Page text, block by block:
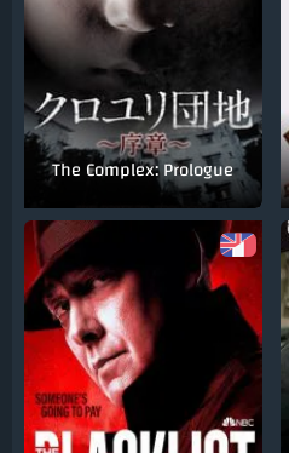
The Complex: Prologue